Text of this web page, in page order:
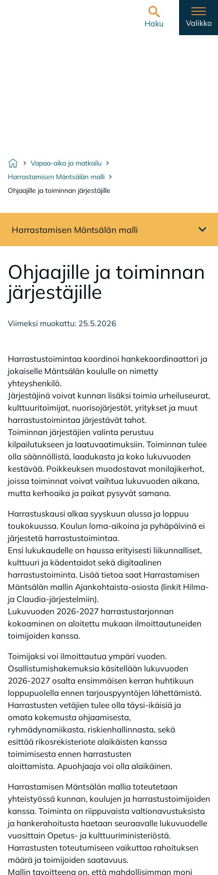
Haku
Valikko
Etusivu
Vapaa-aika ja matkailu
Harrastamisen Mäntsälän malli
Ohjaajille ja toiminnan järjestäjille
Avaa sivuvalikko
Harrastamisen Mäntsälän malli
Oh­jaa­jil­le ja toi­min­nan
jär­jes­tä­jil­le
Viimeksi muokattu: 25.5.2026
Harrastustoimintaa koordinoi hankekoordinaattori ja
jokaiselle Mäntsälän koululle on nimetty
yhteyshenkilö. ​
Järjestäjinä voivat kunnan lisäksi toimia urheiluseurat,
kulttuuritoimijat, nuorisojärjestöt, yritykset ja muut
harrastustoimintaa järjestävät tahot. ​
Toiminnan järjestäjien valinta perustuu
kilpailutukseen ja laatuvaatimuksiin. Toiminnan tulee
olla säännöllistä, laadukasta ja koko lukuvuoden
kestävää. Poikkeuksen muodostavat monilajikerhot,
joissa toiminnat voivat vaihtua lukuvuoden aikana,
mutta kerhoaika ja paikat pysyvät samana. ​
Harrastuskausi alkaa syyskuun alussa ja loppuu
toukokuussa. Koulun loma-aikoina ja pyhäpäivinä ei
järjestetä harrastustoimintaa. ​
Ensi lukukaudelle on haussa erityisesti liikunnalliset,
kulttuuri ja kädentaidot sekä digitaalinen
harrastustoiminta. Lisää tietoa saat Harrastamisen
Mäntsälän mallin Ajankohtaista-osiosta (linkit Hilma-
ja Claudia-järjestelmiin).​
Lukuvuoden 2026-2027 harrastustarjonnan
kokoaminen on aloitettu mukaan ilmoittautuneiden
toimijoiden kanssa.​
Toimijaksi voi ilmoittautua ympäri vuoden.
Osallistumishakemuksia käsitellään lukuvuoden
2026-2027 osalta ensimmäisen kerran huhtikuun
loppupuolella ennen tarjouspyyntöjen lähettämistä.
Harrastusten vetäjien tulee olla täysi-ikäisiä ja
omata kokemusta ohjaamisesta,
ryhmädynamiikasta, riskienhallinnasta, sekä
esittää rikosrekisteriote alaikäisten kanssa
toimimisesta ennen harrastusten
aloittamista. Apuohjaaja voi olla alaikäinen.​
Harrastamisen Mäntsälän mallia toteutetaan
yhteistyössä kunnan, koulujen ja harrastustoimijoiden
kanssa. Toiminta on riippuvaista valtionavustuksista
ja hankerahoitusta haetaan seuraavalle lukuvuodelle
vuosittain Opetus- ja kulttuuriministeriöstä. ​
Harrastusten toteutumiseen vaikuttaa rahoituksen
määrä ja toimijoiden saatavuus. ​
Mallin tavoitteena on, että mahdollisimman moni